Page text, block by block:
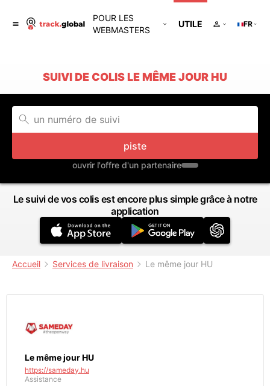
POUR LES
WEBMASTERS
UTILE FR
SUIVI DE COLIS LE MÊME JOUR HU
piste
ouvrir l'offre d'un partenaire
Le suivi de vos colis est encore plus simple grâce à notre
application
Accueil Services de livraison Le même jour HU
Le même jour HU
https://sameday.hu
Assistance